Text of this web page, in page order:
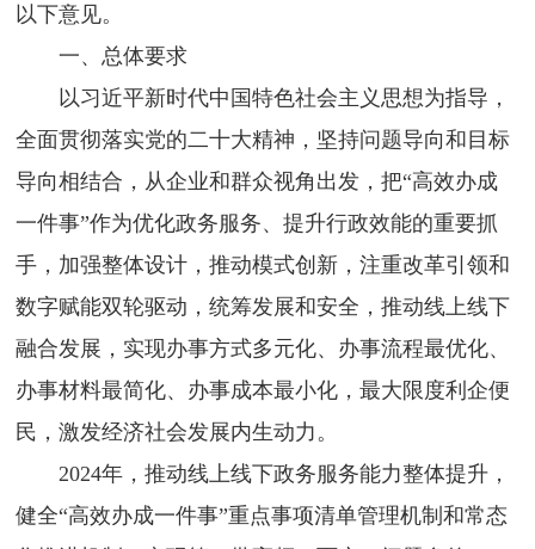
以下意见。
一、总体要求
以习近平新时代中国特色社会主义思想为指导，
全面贯彻落实党的二十大精神，坚持问题导向和目标
导向相结合，从企业和群众视角出发，把“高效办成
一件事”作为优化政务服务、提升行政效能的重要抓
手，加强整体设计，推动模式创新，注重改革引领和
数字赋能双轮驱动，统筹发展和安全，推动线上线下
融合发展，实现办事方式多元化、办事流程最优化、
办事材料最简化、办事成本最小化，最大限度利企便
民，激发经济社会发展内生动力。
2024年，推动线上线下政务服务能力整体提升，
健全“高效办成一件事”重点事项清单管理机制和常态